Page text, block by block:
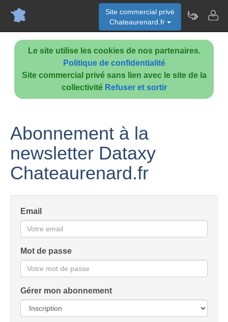
Le site utilise les cookies de nos partenaires.
Politique de confidentialité
Site commercial privé sans lien avec le site de la
collectivité Refuser et sortir
Site commercial privé
Chateaurenard.fr
Abonnement à la
newsletter Dataxy
Chateaurenard.fr
Email
Mot de passe
Gérer mon abonnement